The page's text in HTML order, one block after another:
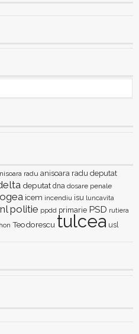
radu anisoara radu deputat
deputat dna dosare penale
icem incendiu isu luncavita
politie ppdd primarie PSD rutiera
Teodorescu tulcea usl